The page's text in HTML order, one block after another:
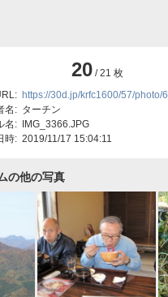
20/ 21 枚
https://30d.jp/krfc1600/57/photo/6
名: ターチン
名:
IMG_3366.JPG
時: 2019/11/17 15:04:11
の他の写真